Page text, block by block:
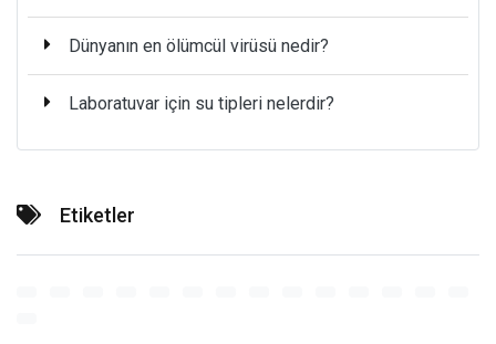
Dünyanın en ölümcül virüsü nedir?
Laboratuvar için su tipleri nelerdir?
Etiketler